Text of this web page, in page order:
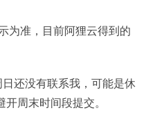
为准，目前阿狸云得到的
还没有联系我，可能是休
周末时间段提交。